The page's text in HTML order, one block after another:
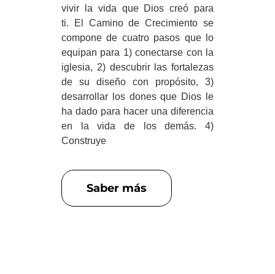
vivir la vida que Dios creó para
ti. El Camino de Crecimiento se
compone de cuatro pasos que lo
equipan para 1) conectarse con la
iglesia, 2) descubrir las fortalezas
de su diseño con propósito, 3)
desarrollar los dones que Dios le
ha dado para hacer una diferencia
en la vida de los demás. 4)
Construye
Saber más